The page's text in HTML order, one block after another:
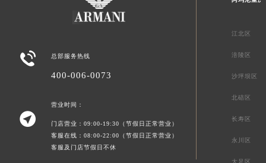
 总部服务热线
400-006-0073

营业时间：
门店营业：09:00-19:30（节假日正常营业）
客服在线：08:00-22:00（节假日正常营业）
客服及门店节假日不休
江北区
涪陵区
沙坪坝区
北碚区
长寿区
永川区
大足区